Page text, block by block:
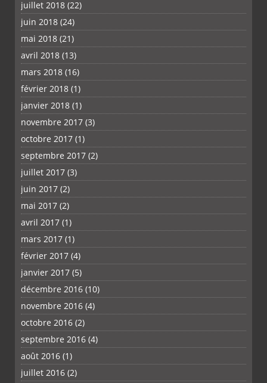
juillet 2018 (22)
juin 2018 (24)
mai 2018 (21)
avril 2018 (13)
mars 2018 (16)
février 2018 (1)
janvier 2018 (1)
novembre 2017 (3)
octobre 2017 (1)
septembre 2017 (2)
juillet 2017 (3)
juin 2017 (2)
mai 2017 (2)
avril 2017 (1)
mars 2017 (1)
février 2017 (4)
janvier 2017 (5)
décembre 2016 (10)
novembre 2016 (4)
octobre 2016 (2)
septembre 2016 (4)
août 2016 (1)
juillet 2016 (2)